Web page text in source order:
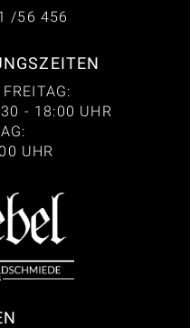
/56 456
- 18:00 UHR
UHR